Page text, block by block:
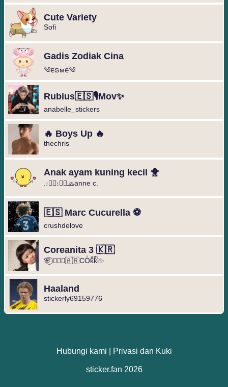
Cute Variety
Sofi
Gadis Zodiak Cina
༄︎︎ᰀຣᴍᰀ︎︎༄
Rubius🇪🇸🎙️Mov✨
anabelle_stickers
🔥 Boys Up 🔥
thechris
Anak ayam kuning kecil 🐥
.։։⃟։։⃟🧢anne c.
🇪🇸 Marc Cucurella ⚽️
crushdelove
Coreanita 3 🇰🇷
🌸⃝ ❥⃢⃟🇦🇷COͥkͣkͫi✨
Haaland
stickerly69159776
Hubungi kami Privasi dan Kuki
sticker.fan 2026